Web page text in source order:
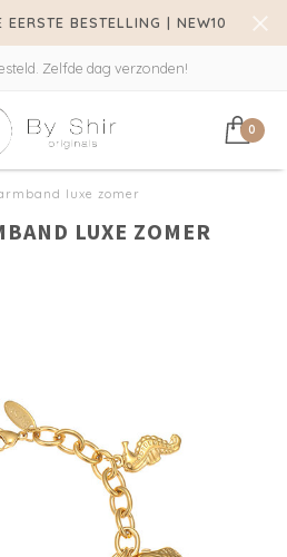
BESTELLING | NEW10
Zelfde dag verzonden!
0
luxe zomer
LUXE ZOMER